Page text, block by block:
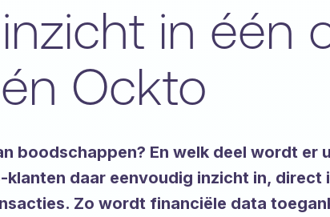
in één
Ockto
boodschappen? En welk deel wordt er
klanten daar eenvoudig inzicht in,
Zo wordt financiële data